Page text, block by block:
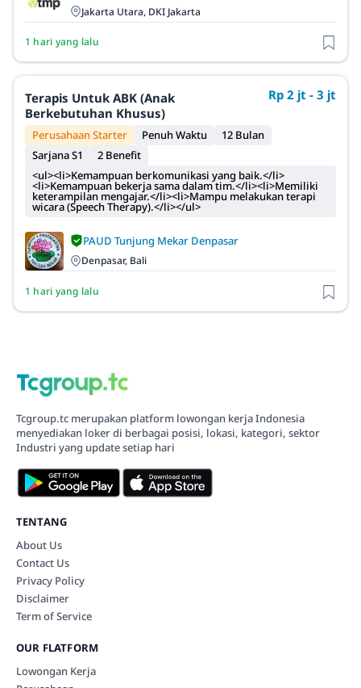
Jakarta Utara, DKI Jakarta
1 hari yang lalu
Terapis Untuk ABK (Anak
Berkebutuhan Khusus)
Rp 2 jt - 3 jt
Perusahaan Starter Penuh Waktu
12 Bulan
Sarjana S1
2 Benefit
<ul><li>Kemampuan berkomunikasi yang baik.</li>
<li>Kemampuan bekerja sama dalam tim.</li><li>Memiliki
keterampilan mengajar.</li><li>Mampu melakukan terapi
wicara (Speech Therapy).</li></ul>
PAUD Tunjung Mekar Denpasar
Denpasar, Bali
1 hari yang lalu
Tcgroup.tc merupakan platform lowongan kerja Indonesia
menyediakan loker di berbagai posisi, lokasi, kategori, sektor
Industri yang update setiap hari
TENTANG
About Us
Contact Us
Privacy Policy
Disclaimer
Term of Service
OUR FLATFORM
Lowongan Kerja